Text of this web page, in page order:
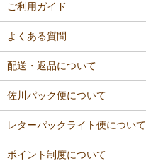
ご利用ガイド
よくある質問
配送・返品について
佐川パック便について
レターパックライト便について
ポイント制度について